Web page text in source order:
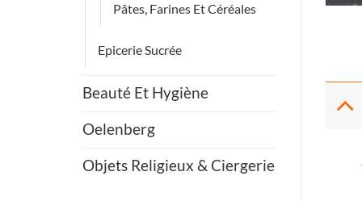
Pâtes, Farines Et Céréales
Epicerie Sucrée
Beauté Et Hygiène
Oelenberg
Objets Religieux & Ciergerie